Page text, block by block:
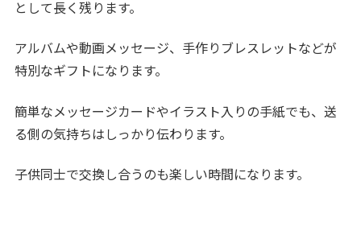
として長く残ります。
アルバムや動画メッセージ、手作りブレスレットなどが
特別なギフトになります。
簡単なメッセージカードやイラスト入りの手紙でも、送
る側の気持ちはしっかり伝わります。
子供同士で交換し合うのも楽しい時間になります。